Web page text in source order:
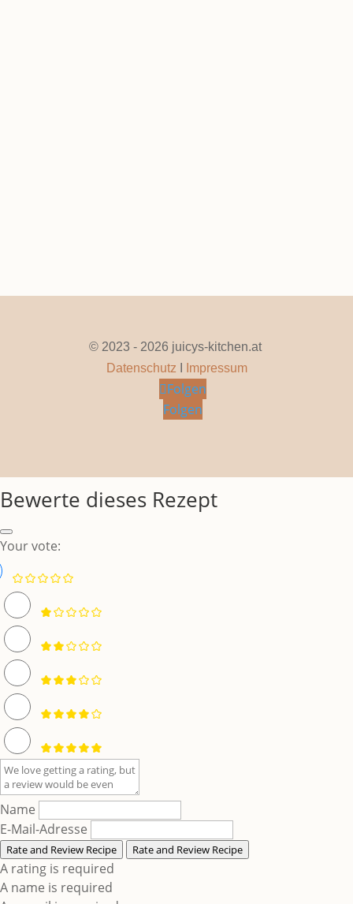
© 2023 - 2026 juicys-kitchen.at
Datenschutz
Impressum
Folgen
Folgen
Bewerte dieses Rezept
Your vote:
Name
E-Mail-Adresse
Rate and Review Recipe Rate and Review Recipe
A rating is required
A name is required